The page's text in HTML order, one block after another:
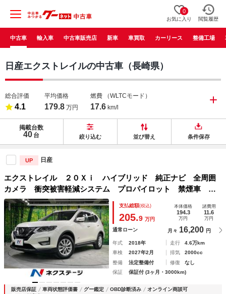
0
お気に入り 閲覧履歴
中古車 輸入車 中古車販売店 新車 車買取 カーリース 整備工場
日産エクストレイルの中古車（長崎県）
総合評価
4.1
平均価格
179.8 万円
燃費 （WLTCモード）
17.6 km/l
掲載台数
40 台 絞り込む 並び替え 条件保存
UP 日産
エクストレイル ２０Ｘｉ ハイブリッド 純正ナビ 全周囲
カメラ 衝突被害軽減システム プロパイロット 禁煙車 電
動リアゲート ハーフレザーシート ドラレコ コーナーセン
サー スマートキー ＬＥＤヘッド ビルトインＥＴＣ
支払総額(税込)
205.9 万円
本体価格
194.3
万円
諸費用
11.6
万円
通常ローン 月々 16,200 円
年式 2018年 走行
4.6万km
車検
2027年2月 排気
2000cc
整備
法定整備付 修復
なし
保証
保証付 (3ヶ月・3000km)
販売店保証 車両状態評価書 グー鑑定 OBD診断済み
オンライン商談可